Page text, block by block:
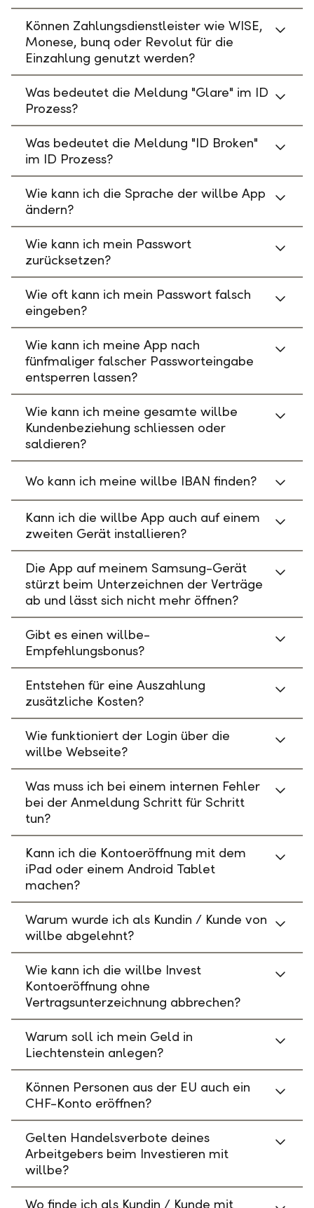
Können Zahlungsdienstleister wie WISE,
Monese, bunq oder Revolut für die
Einzahlung genutzt werden?
Was bedeutet die Meldung "Glare" im ID
Prozess?
Was bedeutet die Meldung "ID Broken"
im ID Prozess?
Wie kann ich die Sprache der willbe App
ändern?
Wie kann ich mein Passwort
zurücksetzen?
Wie oft kann ich mein Passwort falsch
eingeben?
Wie kann ich meine App nach
fünfmaliger falscher Passworteingabe
entsperren lassen?
Wie kann ich meine gesamte willbe
Kundenbeziehung schliessen oder
saldieren?
Wo kann ich meine willbe IBAN finden?
Kann ich die willbe App auch auf einem
zweiten Gerät installieren?
Die App auf meinem Samsung-Gerät
stürzt beim Unterzeichnen der Verträge
ab und lässt sich nicht mehr öffnen?
Gibt es einen willbe-
Empfehlungsbonus?
Entstehen für eine Auszahlung
zusätzliche Kosten?
Wie funktioniert der Login über die
willbe Webseite?
Was muss ich bei einem internen Fehler
bei der Anmeldung Schritt für Schritt
tun?
Kann ich die Kontoeröffnung mit dem
iPad oder einem Android Tablet
machen?
Warum wurde ich als Kundin / Kunde von
willbe abgelehnt?
Wie kann ich die willbe Invest
Kontoeröffnung ohne
Vertragsunterzeichnung abbrechen?
Warum soll ich mein Geld in
Liechtenstein anlegen?
Können Personen aus der EU auch ein
CHF-Konto eröffnen?
Gelten Handelsverbote deines
Arbeitgebers beim Investieren mit
willbe?
Wo finde ich als Kundin / Kunde mit